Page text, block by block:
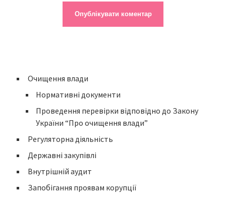
Очищення влади
Нормативні документи
Проведення перевірки відповідно до Закону
України “Про очищення влади”
Регуляторна діяльність
Державні закупівлі
Внутрішній аудит
Запобігання проявам корупції